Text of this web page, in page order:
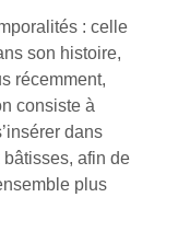
: celle
son histoire,
récemment,
consiste à
dans
bâtisses, afin de
plus